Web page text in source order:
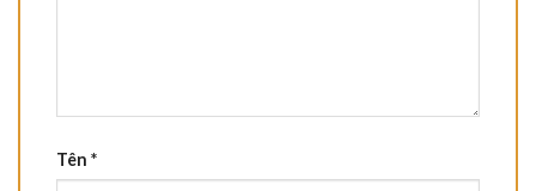
Tên *